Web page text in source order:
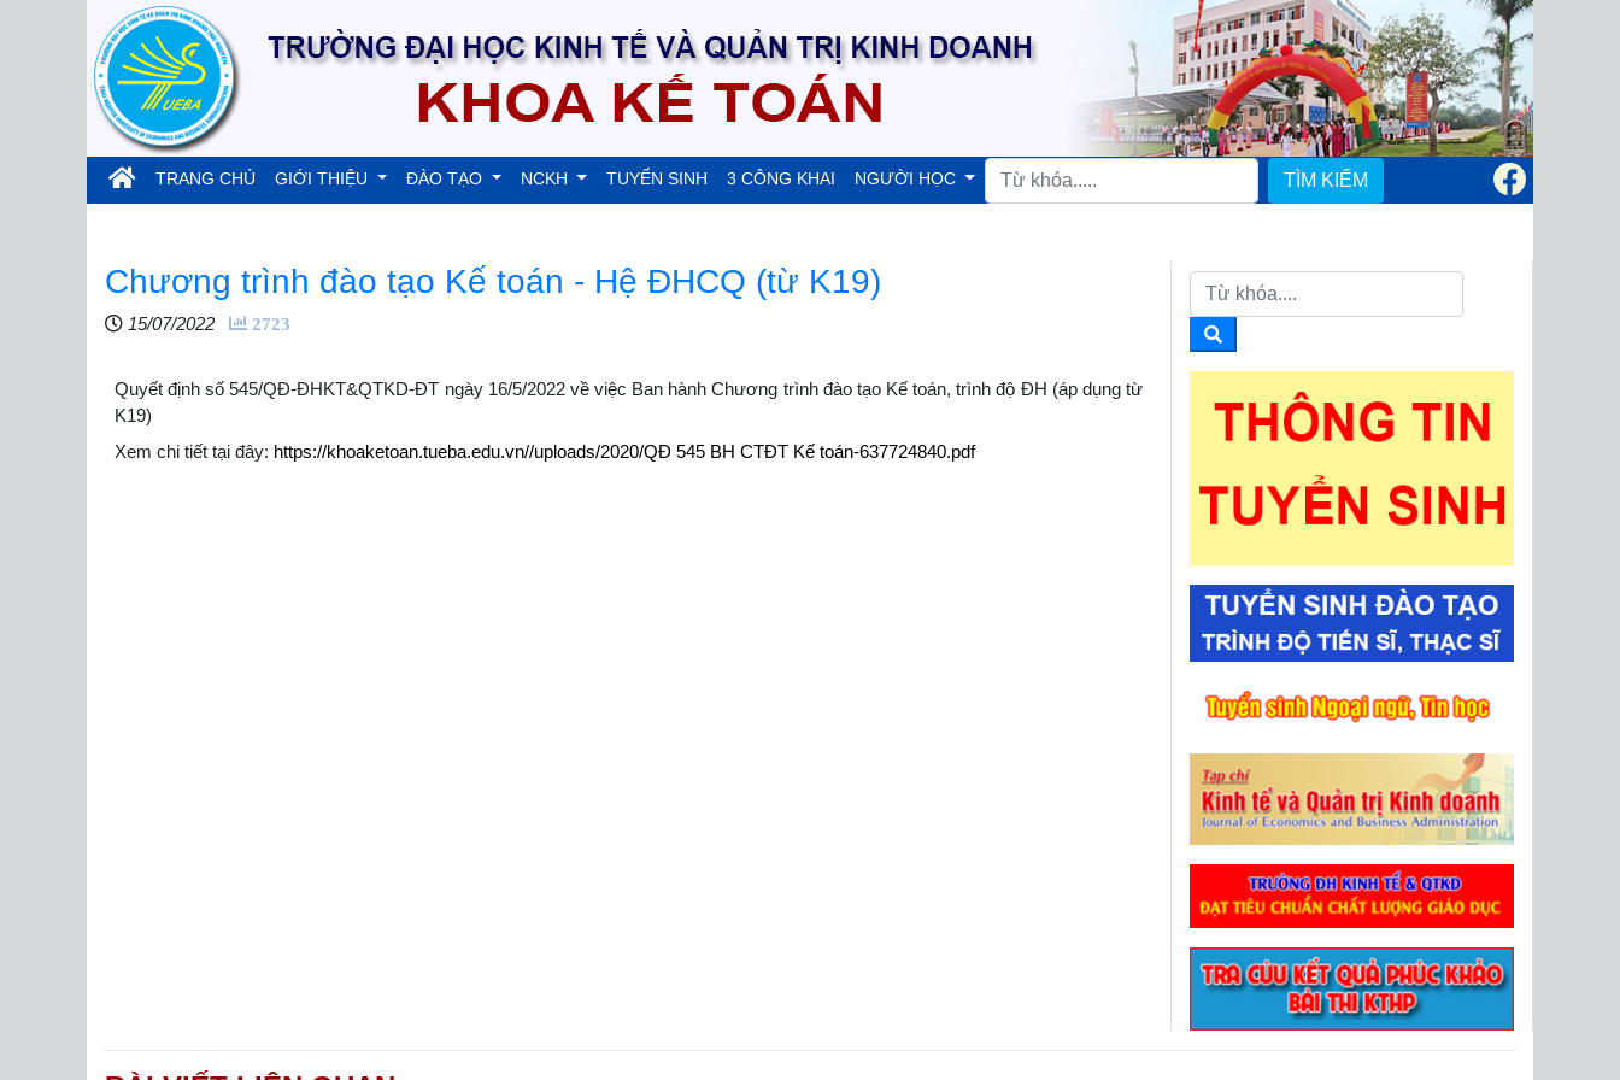
TRANG CHỦ (current)
GIỚI THIỆU ĐÀO TẠO NCKH TUYỂN SINH 3 CÔNG KHAI NGƯỜI HỌC TÌM KIẾM
Chương trình đào tạo Kế toán - Hệ ĐHCQ (từ K19)
15/07/2022 2723
Quyết định số 545/QĐ-ĐHKT&QTKD-ĐT ngày 16/5/2022 về việc Ban hành Chương trình đào tạo Kế toán, trình độ ĐH (áp dụng từ
K19)
Xem chi tiết tại đây: https://khoaketoan.tueba.edu.vn//uploads/2020/QĐ 545 BH CTĐT Kế toán-637724840.pdf